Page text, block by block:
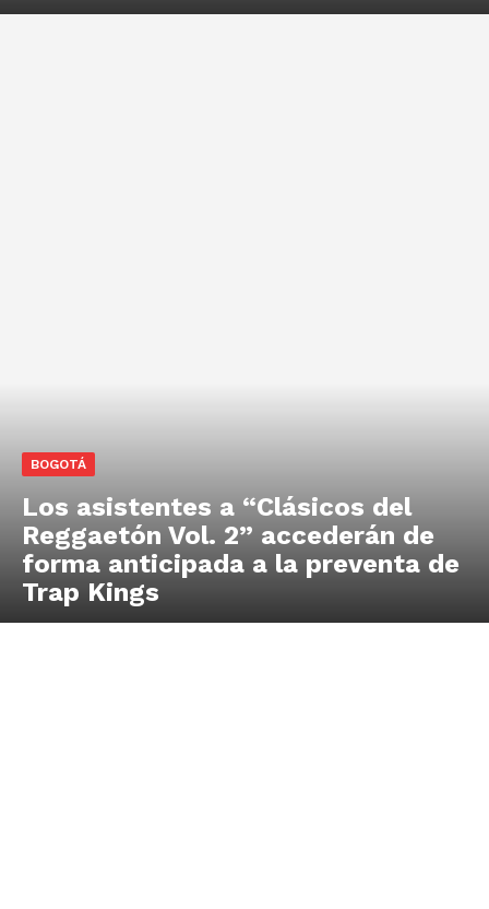
BOGOTÁ
Los asistentes a “Clásicos del
Reggaetón Vol. 2” accederán de
forma anticipada a la preventa de
Trap Kings